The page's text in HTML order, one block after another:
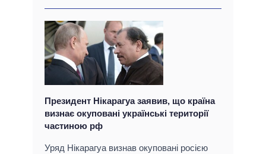
Президент Нікарагуа заявив, що країна
визнає окуповані українські території
частиною рф
Уряд Нікарагуа визнав окуповані росією